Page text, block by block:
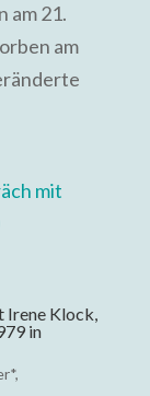
am 21.
am
Irene Klock,
in
,